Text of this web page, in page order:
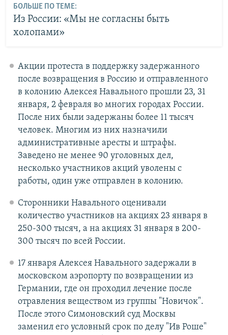
БОЛЬШЕ ПО ТЕМЕ:
Из России: «Мы не согласны быть
холопами»
Акции протеста в поддержку задержанного
после возвращения в Россию и отправленного
в колонию Алексея Навального прошли 23, 31
января, 2 февраля во многих городах России.
После них были задержаны более 11 тысяч
человек. Многим из них назначили
административные аресты и штрафы.
Заведено не менее 90 уголовных дел,
несколько участников акций уволены с
работы, один уже отправлен в колонию.
Сторонники Навального оценивали
количество участников на акциях 23 января в
250-300 тысяч, а на акциях 31 января в 200-
300 тысяч по всей России.
17 января Алексея Навального задержали в
московском аэропорту по возвращении из
Германии, где он проходил лечение после
отравления веществом из группы "Новичок".
После этого Симоновский суд Москвы
заменил его условный срок по делу "Ив Роше"